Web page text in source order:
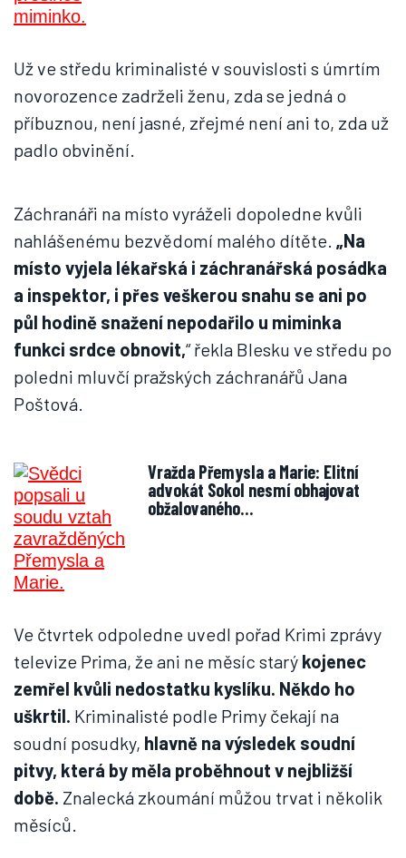
Už ve středu kriminalisté v souvislosti s úmrtím
novorozence zadrželi ženu, zda se jedná o
příbuznou, není jasné, zřejmé není ani to, zda už
padlo obvinění.
Záchranáři na místo vyráželi dopoledne kvůli
nahlášenému bezvědomí malého dítěte. „Na
místo vyjela lékařská i záchranářská posádka
a inspektor, i přes veškerou snahu se ani po
půl hodině snažení nepodařilo u miminka
funkci srdce obnovit,“ řekla Blesku ve středu po
poledni mluvčí pražských záchranářů Jana
Poštová.
Vražda Přemysla a Marie: Elitní
advokát Sokol nesmí obhajovat
obžalovaného…
Ve čtvrtek odpoledne uvedl pořad Krimi zprávy
televize Prima, že ani ne měsíc starý kojenec
zemřel kvůli nedostatku kyslíku. Někdo ho
uškrtil. Kriminalisté podle Primy čekají na
soudní posudky, hlavně na výsledek soudní
pitvy, která by měla proběhnout v nejbližší
době. Znalecká zkoumání můžou trvat i několik
měsíců.